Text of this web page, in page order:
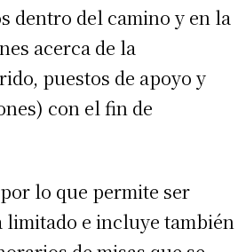
dentro del camino y en la
acerca de la
puestos de apoyo y
con el fin de
lo que permite ser
limitado e incluye también